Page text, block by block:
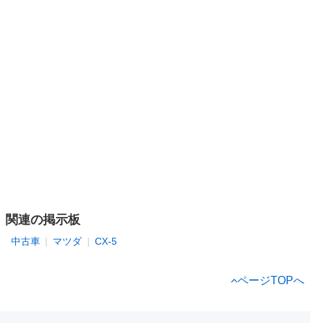
関連の掲示板
中古車 マツダ CX-5
ページTOPへ